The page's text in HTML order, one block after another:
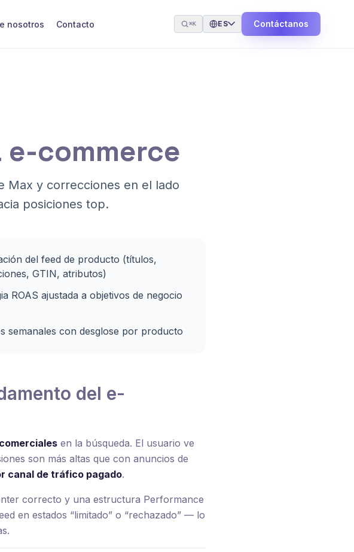
nosotros Contacto ⌘K ES Contáctanos
e-commerce
Max y correcciones en el lado
posiciones top.
del feed de producto (títulos,
GTIN, atributos)
ROAS ajustada a objetivos de negocio
semanales con desglose por producto
del e-
en la búsqueda. El usuario ve
son más altas que con anuncios de
canal de tráfico pagado.
correcto y una estructura Performance
en estados “limitado” o “rechazado” — lo